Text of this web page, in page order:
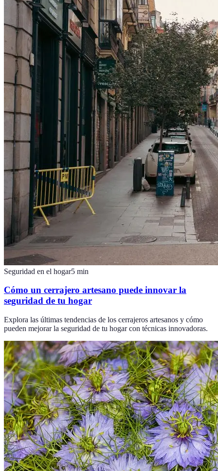
Seguridad en el hogar5 min
Cómo un cerrajero artesano puede innovar la
seguridad de tu hogar
Explora las últimas tendencias de los cerrajeros artesanos y cómo
pueden mejorar la seguridad de tu hogar con técnicas innovadoras.